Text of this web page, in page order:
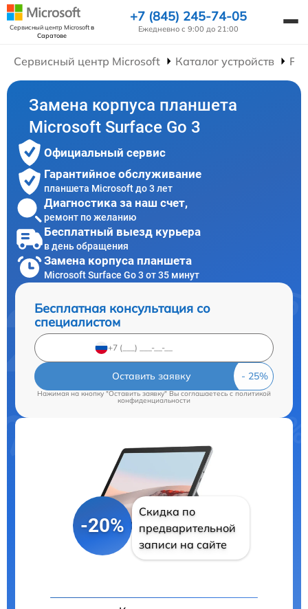
Сервисный центр Microsoftв
Саратове
+7 (845) 245-74-05
Ежедневно с 9:00 до 21:00
Сервисный центр Microsoft Каталог устройств
Замена корпуса планшета
Microsoft Surface Go 3
Официальный сервис
Гарантийное обслуживание
планшета Microsoft до 3 лет
Диагностика за наш счет,
ремонт по желанию
Бесплатный выезд курьера
в день обращения
Замена корпуса планшета
Microsoft Surface Go 3 от 35 минут
Бесплатная консультация со
специалистом
Оставить заявку
Нажимая на кнопку "Оставить заявку" Вы соглашаетесь cполитикой
конфиденциальности
-20%
Скидка по
предварительной
записи на сайте